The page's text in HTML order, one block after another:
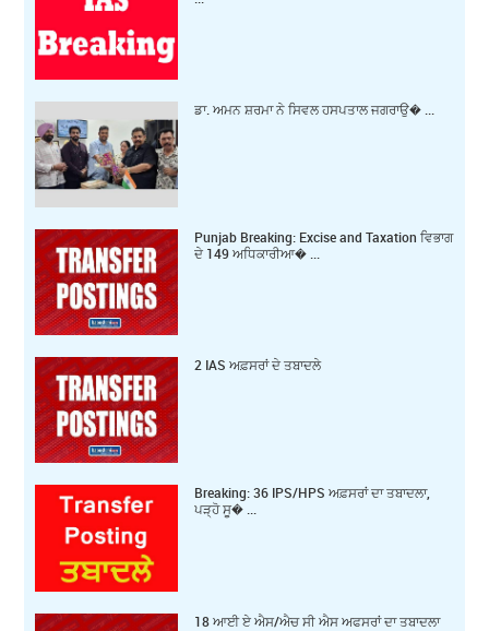
ਡਾ. ਅਮਨ ਸ਼ਰਮਾ ਨੇ ਸਿਵਲ ਹਸਪਤਾਲ ਜਗਰਾਉ� ...
Punjab Breaking: Excise and Taxation ਵਿਭਾਗ
ਦੇ 149 ਅਧਿਕਾਰੀਆ� ...
2 IAS ਅਫ਼ਸਰਾਂ ਦੇ ਤਬਾਦਲੇ
Breaking: 36 IPS/HPS ਅਫ਼ਸਰਾਂ ਦਾ ਤਬਾਦਲਾ,
ਪੜ੍ਹੋ ਸੂ� ...
18 ਆਈ ਏ ਐਸ/ਐਚ ਸੀ ਐਸ ਅਫਸਰਾਂ ਦਾ ਤਬਾਦਲਾ